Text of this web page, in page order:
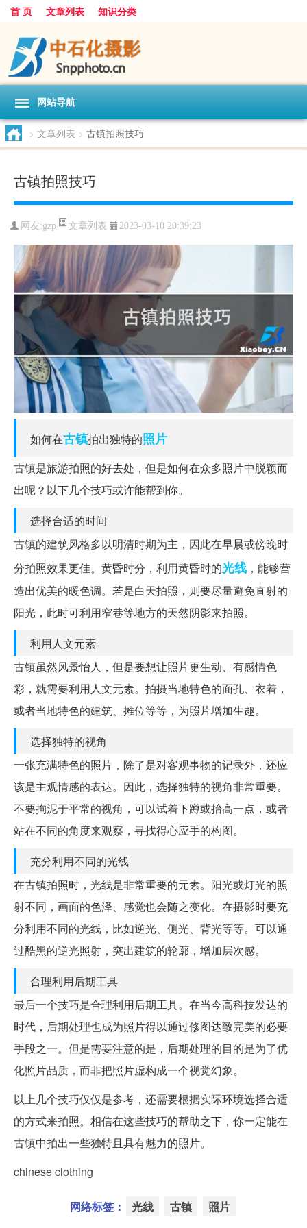
首 页 文章列表 知识分类
网站导航
> 文章列表 > 古镇拍照技巧
古镇拍照技巧
网友:gzp 文章列表 2023-03-10 20:39:23
如何在古镇拍出独特的照片
古镇是旅游拍照的好去处，但是如何在众多照片中脱颖而
出呢？以下几个技巧或许能帮到你。
选择合适的时间
古镇的建筑风格多以明清时期为主，因此在早晨或傍晚时
分拍照效果更佳。黄昏时分，利用黄昏时的光线 ，能够营
造出优美的暖色调。若是白天拍照，则要尽量避免直射的
阳光，此时可利用窄巷等地方的天然阴影来拍照。
利用人文元素
古镇虽然风景怡人，但是要想让照片更生动、有感情色
彩，就需要利用人文元素。拍摄当地特色的面孔、衣着，
或者当地特色的建筑、摊位等等，为照片增加生趣。
选择独特的视角
一张充满特色的照片，除了是对客观事物的记录外，还应
该是主观情感的表达。因此，选择独特的视角非常重要。
不要拘泥于平常的视角，可以试着下蹲或抬高一点，或者
站在不同的角度来观察，寻找得心应手的构图。
充分利用不同的光线
在古镇拍照时，光线是非常重要的元素。阳光或灯光的照
射不同，画面的色泽、感觉也会随之变化。在摄影时要充
分利用不同的光线，比如逆光、侧光、背光等等。可以通
过酷黑的逆光照射，突出建筑的轮廓，增加层次感。
合理利用后期工具
最后一个技巧是合理利用后期工具。在当今高科技发达的
时代，后期处理也成为照片得以通过修图达致完美的必要
手段之一。但是需要注意的是，后期处理的目的是为了优
化照片品质，而非把照片虚构成一个视觉幻象。
以上几个技巧仅仅是参考，还需要根据实际环境选择合适
的方式来拍照。相信在这些技巧的帮助之下，你一定能在
古镇中拍出一些独特且具有魅力的照片。
chinese clothing
网络标签： 光线 古镇 照片